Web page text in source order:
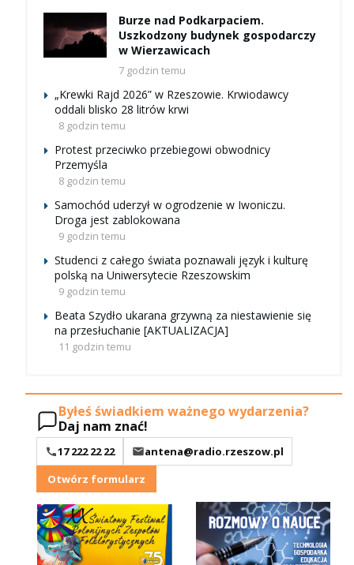
Burze nad Podkarpaciem.
Uszkodzony budynek gospodarczy
w Wierzawicach
7 godzin temu
„Krewki Rajd 2026” w Rzeszowie. Krwiodawcy
oddali blisko 28 litrów krwi
8 godzin temu
Protest przeciwko przebiegowi obwodnicy
Przemyśla
8 godzin temu
Samochód uderzył w ogrodzenie w Iwoniczu.
Droga jest zablokowana
9 godzin temu
Studenci z całego świata poznawali język i kulturę
polską na Uniwersytecie Rzeszowskim
9 godzin temu
Beata Szydło ukarana grzywną za niestawienie się
na przesłuchanie [AKTUALIZACJA]
11 godzin temu
Byłeś świadkiem ważnego wydarzenia?
Daj nam znać!
17 222 22 22
antena@radio.rzeszow.pl
Otwórz formularz